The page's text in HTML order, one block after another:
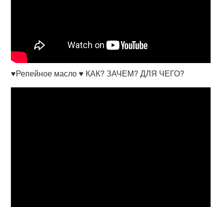
♥Репейное масло ♥ КАК? ЗАЧЕМ? ДЛЯ ЧЕГО?